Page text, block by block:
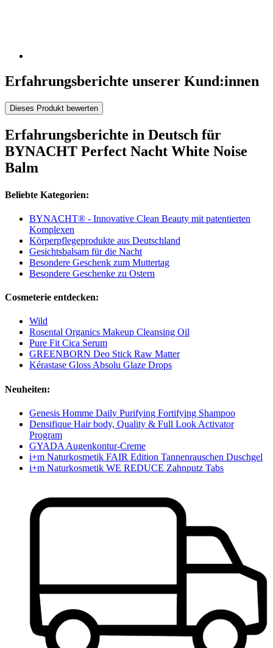
Erfahrungsberichte unserer Kund:innen
Dieses Produkt bewerten
Erfahrungsberichte in Deutsch für
BYNACHT Perfect Nacht White Noise
Balm
Beliebte Kategorien:
BYNACHT® - Innovative Clean Beauty mit patentierten
Komplexen
Körperpflegeprodukte aus Deutschland
Gesichtsbalsam für die Nacht
Besondere Geschenk zum Muttertag
Besondere Geschenke zu Ostern
Cosmeterie entdecken:
Wild
Rosental Organics Makeup Cleansing Oil
Pure Fit Cica Serum
GREENBORN Deo Stick Raw Matter
Kérastase Gloss Absolu Glaze Drops
Neuheiten:
Genesis Homme Daily Purifying Fortifying Shampoo
Densifique Hair body, Quality & Full Look Activator
Program
GYADA Augenkontur-Creme
i+m Naturkosmetik FAIR Edition Tannenrauschen Duschgel
i+m Naturkosmetik WE REDUCE Zahnputz Tabs